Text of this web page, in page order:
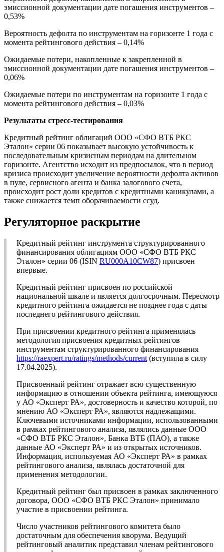
эмиссионной документации дате погашения инструментов –
0,53%
Вероятность дефолта по инструментам на горизонте 1 года с
момента рейтингового действия – 0,14%
Ожидаемые потери, накопленные к закрепленной в
эмиссионной документации дате погашения инструментов –
0,06%
Ожидаемые потери по инструментам на горизонте 1 года с
момента рейтингового действия – 0,03%
Результаты стресс-тестирования
Кредитный рейтинг облигаций ООО «СФО ВТБ РКС
Эталон» серии 06 показывает высокую устойчивость к
последовательным кризисным периодам на длительном
горизонте. Агентство исходит из предпосылок, что в период
кризиса происходит увеличение вероятности дефолта активов
в пуле, сервисного агента и банка залогового счета,
происходит рост доли кредитов с кредитными каникулами, а
также снижается темп оборачиваемости ссуд.
Регуляторное раскрытие
Кредитный рейтинг инструмента структурированного
финансирования облигациям ООО «СФО ВТБ РКС
Эталон» серии 06 (ISIN RU000A10CW87) присвоен
впервые.
Кредитный рейтинг присвоен по российской
национальной шкале и является долгосрочным. Пересмотр
кредитного рейтинга ожидается не позднее года с даты
последнего рейтингового действия.
При присвоении кредитного рейтинга применялась
методология присвоения кредитных рейтингов
инструментам структурированного финансирования
https://raexpert.ru/ratings/methods/current (вступила в силу
17.04.2025).
Присвоенный рейтинг отражает всю существенную
информацию в отношении объекта рейтинга, имеющуюся
у АО «Эксперт РА», достоверность и качество которой, по
мнению АО «Эксперт РА», являются надлежащими.
Ключевыми источниками информации, использованными
в рамках рейтингового анализа, являлись данные ООО
«СФО ВТБ РКС Эталон», Банка ВТБ (ПАО), а также
данные АО «Эксперт РА» и из открытых источников.
Информация, используемая АО «Эксперт РА» в рамках
рейтингового анализа, являлась достаточной для
применения методологии.
Кредитный рейтинг был присвоен в рамках заключенного
договора, ООО «СФО ВТБ РКС Эталон» принимало
участие в присвоении рейтинга.
Число участников рейтингового комитета было
достаточным для обеспечения кворума. Ведущий
рейтинговый аналитик представил членам рейтингового